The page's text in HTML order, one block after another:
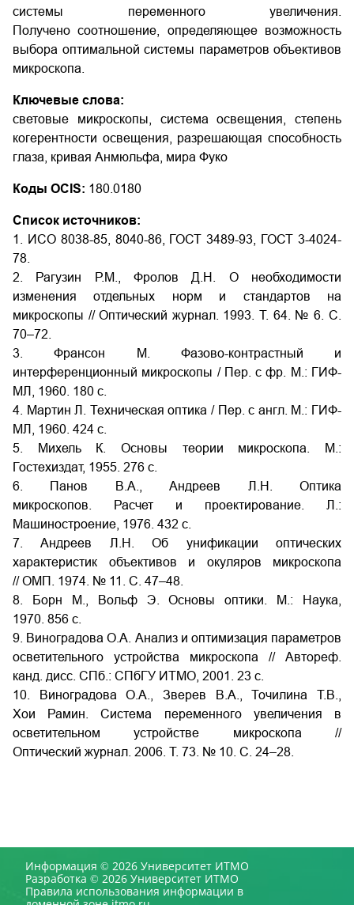
системы переменного увеличения.
Получено соотношение, определяющее возможность
выбора оптимальной системы параметров объективов
микроскопа.
Ключевые слова:
световые микроскопы, система освещения, степень
когерентности освещения, разрешающая способность
глаза, кривая Анмюльфа, мира Фуко
Коды OCIS: 180.0180
Список источников:
1. ИСО 8038-85, 8040-86, ГОСТ 3489-93, ГОСТ 3-4024-
78.
2. Рагузин Р.М., Фролов Д.Н. О необходимости
изменения отдельных норм и стандартов на
микроскопы // Оптический журнал. 1993. Т. 64. № 6. C.
70–72.
3. Франсон М. Фазово-контрастный и
интерференционный микроскопы / Пер. с фр. М.: ГИФ-
МЛ, 1960. 180 с.
4. Мартин Л. Техническая оптика / Пер. с англ. М.: ГИФ-
МЛ, 1960. 424 с.
5. Михель К. Основы теории микроскопа. М.:
Гостехиздат, 1955. 276 с.
6. Панов В.А., Андреев Л.Н. Оптика
микроскопов. Расчет и проектирование. Л.:
Машиностроение, 1976. 432 с.
7. Андреев Л.Н. Об унификации оптических
характеристик объективов и окуляров микроскопа
// ОМП. 1974. № 11. С. 47–48.
8. Борн М., Вольф Э. Основы оптики. М.: Наука,
1970. 856 с.
9. Виноградова О.А. Анализ и оптимизация параметров
осветительного устройства микроскопа // Автореф.
канд. дисс. СПб.: СПбГУ ИТМО, 2001. 23 с.
10. Виноградова О.А., Зверев В.А., Точилина Т.В.,
Хои Рамин. Система переменного увеличения в
осветительном устройстве микроскопа //
Оптический журнал. 2006. Т. 73. № 10. С. 24–28.
Информация © 2026 Университет ИТМО
Разработка © 2026 Университет ИТМО
Правила использования информации в